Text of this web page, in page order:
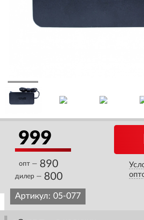
999
опт — 890
дилер — 800
Артикул: 05-077